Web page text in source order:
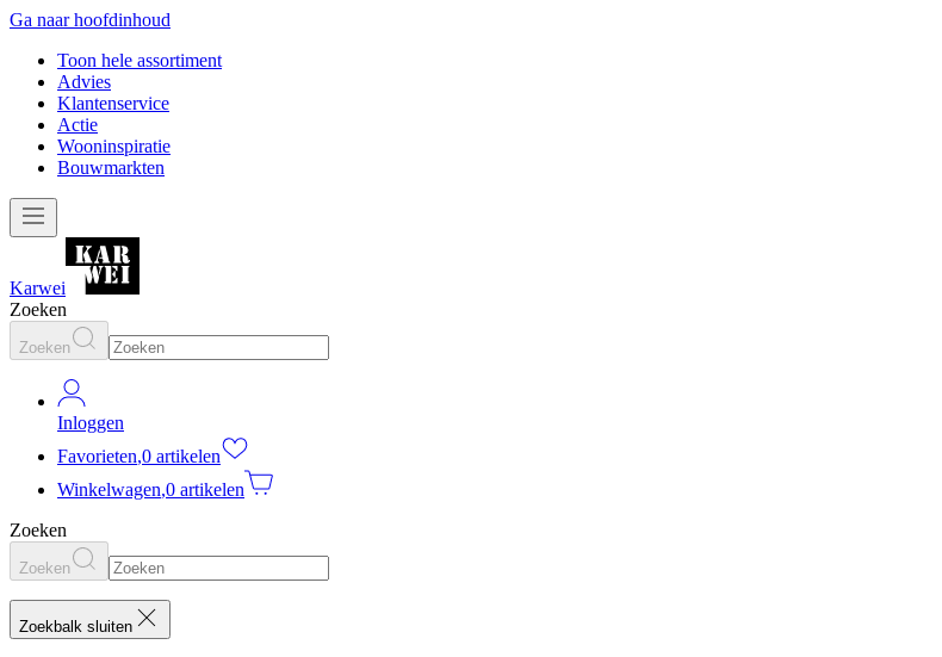
Ga naar hoofdinhoud
Toon hele assortiment
Advies
Klantenservice
Actie
Wooninspiratie
Bouwmarkten
Karwei
Zoeken
Zoeken
Inloggen
Favorieten,0 artikelen
Winkelwagen,0 artikelen
Zoeken
Zoeken
Zoekbalk sluiten